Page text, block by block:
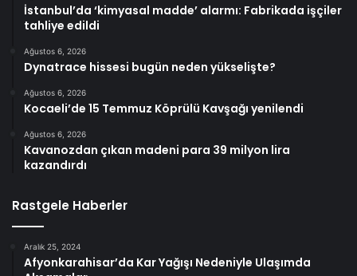
İstanbul’da ‘kimyasal madde’ alarmı: Fabrikada işçiler
tahliye edildi
Ağustos 6, 2026
Dynatrace hissesi bugün neden yükselişte?
Ağustos 6, 2026
Kocaeli’de 15 Temmuz Köprülü Kavşağı yenilendi
Ağustos 6, 2026
Kavanozdan çıkan madeni para 39 milyon lira
kazandırdı
Rastgele Haberler
Aralık 25, 2024
Afyonkarahisar’da Kar Yağışı Nedeniyle Ulaşımda